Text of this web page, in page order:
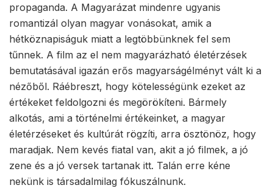
propaganda. A Magyarázat mindenre ugyanis
romantizál olyan magyar vonásokat, amik a
hétköznapiságuk miatt a legtöbbünknek fel sem
tűnnek. A film az el nem magyarázható életérzések
bemutatásával igazán erős magyarságélményt vált ki a
nézőből. Ráébreszt, hogy kötelességünk ezeket az
értékeket feldolgozni és megörökíteni. Bármely
alkotás, ami a történelmi értékeinket, a magyar
életérzéseket és kultúrát rögzíti, arra ösztönöz, hogy
maradjak. Nem kevés fiatal van, akit a jó filmek, a jó
zene és a jó versek tartanak itt. Talán erre kéne
nekünk is társadalmilag fókuszálnunk.